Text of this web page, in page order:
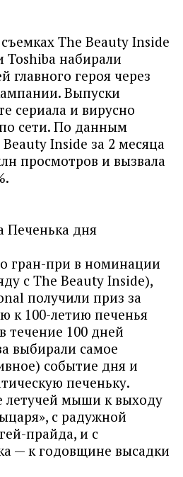
The Beauty Inside
набирали
главного героя через
Выпуски
сериала и вирусно
сети. По данным
Inside за 2 месяца
просмотров и вызвала
Печенька дня
гран-при в номинации
с The Beauty Inside),
получили приз за
к 100-летию печенья
течение 100 дней
выбирали самое
событие дня и
печеньку.
мыши к выходу
с радужной
прайда, и с
— к годовщине высадки